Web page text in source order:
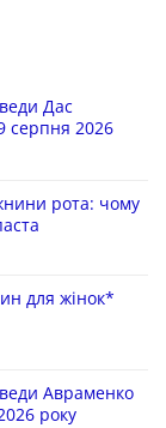
Дас
серпня 2026
рота: чому
для жінок*
Авраменко
року